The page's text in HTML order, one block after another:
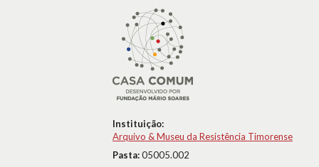
Instituição:
Arquivo & Museu da Resistência Timorense
Pasta:05005.002